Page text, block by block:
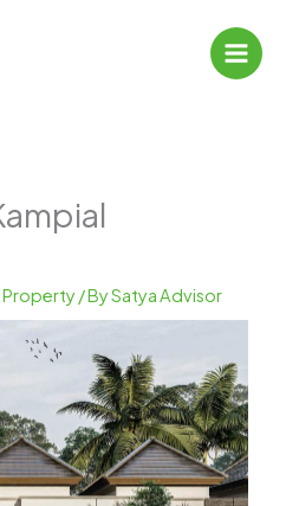
Property/ BySatya Advisor